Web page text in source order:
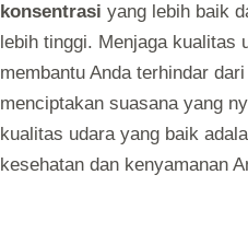
konsentrasi yang lebih baik
lebih tinggi. Menjaga kualitas
membantu Anda terhindar dari
menciptakan suasana yang
kualitas udara yang baik
kesehatan dan kenyamanan